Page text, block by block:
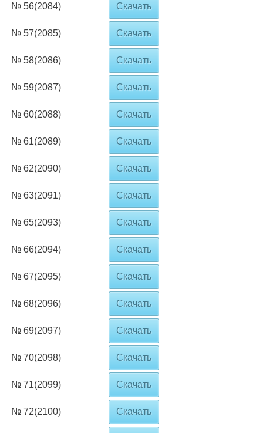
№ 56(2084) Скачать
№ 57(2085) Скачать
№ 58(2086) Скачать
№ 59(2087) Скачать
№ 60(2088) Скачать
№ 61(2089) Скачать
№ 62(2090) Скачать
№ 63(2091) Скачать
№ 65(2093) Скачать
№ 66(2094) Скачать
№ 67(2095) Скачать
№ 68(2096) Скачать
№ 69(2097) Скачать
№ 70(2098) Скачать
№ 71(2099) Скачать
№ 72(2100) Скачать